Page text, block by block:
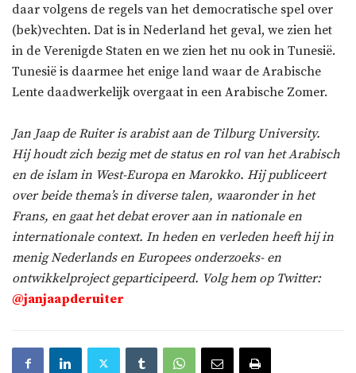
daar volgens de regels van het democratische spel over
(bek)vechten. Dat is in Nederland het geval, we zien het
in de Verenigde Staten en we zien het nu ook in Tunesië.
Tunesië is daarmee het enige land waar de Arabische
Lente daadwerkelijk overgaat in een Arabische Zomer.
Jan Jaap de Ruiter is arabist aan de Tilburg University.
Hij houdt zich bezig met de status en rol van het Arabisch
en de islam in West-Europa en Marokko. Hij publiceert
over beide thema’s in diverse talen, waaronder in het
Frans, en gaat het debat erover aan in nationale en
internationale context. In heden en verleden heeft hij in
menig Nederlands en Europees onderzoeks- en
ontwikkelproject geparticipeerd. Volg hem op Twitter:
@janjaapderuiter